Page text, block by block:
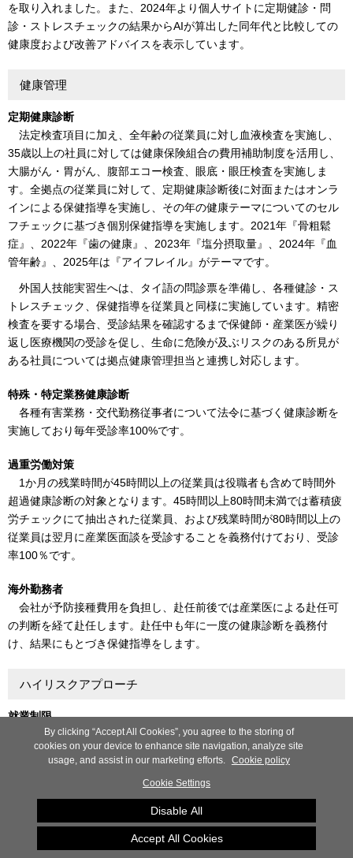
を取り入れました。また、2024年より個人サイトに定期健診・問
診・ストレスチェックの結果からAIが算出した同年代と比較しての
健康度および改善アドバイスを表示しています。
健康管理
定期健康診断
法定検査項目に加え、全年齢の従業員に対し血液検査を実施し、
35歳以上の社員に対しては健康保険組合の費用補助制度を活用し、
大腸がん・胃がん、腹部エコー検査、眼底・眼圧検査を実施しま
す。全拠点の従業員に対して、定期健康診断後に対面またはオンラ
インによる保健指導を実施し、その年の健康テーマについてのセル
フチェックに基づき個別保健指導を実施します。2021年『骨粗鬆
症』、2022年『歯の健康』、2023年『塩分摂取量』、2024年『血
管年齢』、2025年は『アイフレイル』がテーマです。
外国人技能実習生へは、タイ語の問診票を準備し、各種健診・ス
トレスチェック、保健指導を従業員と同様に実施しています。精密
検査を要する場合、受診結果を確認するまで保健師・産業医が繰り
返し医療機関の受診を促し、生命に危険が及ぶリスクのある所見が
ある社員については拠点健康管理担当と連携し対応します。
特殊・特定業務健康診断
各種有害業務・交代勤務従事者について法令に基づく健康診断を
実施しており毎年受診率100%です。
過重労働対策
1か月の残業時間が45時間以上の従業員は役職者も含めて時間外
超過健康診断の対象となります。45時間以上80時間未満では蓄積疲
労チェックにて抽出された従業員、および残業時間が80時間以上の
従業員は翌月に産業医面談を受診することを義務付けており、受診
率100％です。
海外勤務者
会社が予防接種費用を負担し、赴任前後では産業医による赴任可
の判断を経て赴任します。赴任中も年に一度の健康診断を義務付
け、結果にもとづき保健指導をします。
ハイリスクアプローチ
就業制限
重症糖尿病・高血圧などの心疾患・脳血管疾患ハイリスク者には
交代勤務や海外出張、長時間残業などを禁止する就業制限を産業医
メタボリックシンドローム対策：特定保健指導
特定保健指導対象の従業員に対してだけでなく、メタボリックシ
ンドロームに該当する40歳以下や服薬中の従業員に対しても保健師
By clicking “Accept All Cookies”, you agree to the storing of
cookies on your device to enhance site navigation, analyze site
usage, and assist in our marketing efforts. Cookie policy
Cookie Settings
Disable All
Accept All Cookies